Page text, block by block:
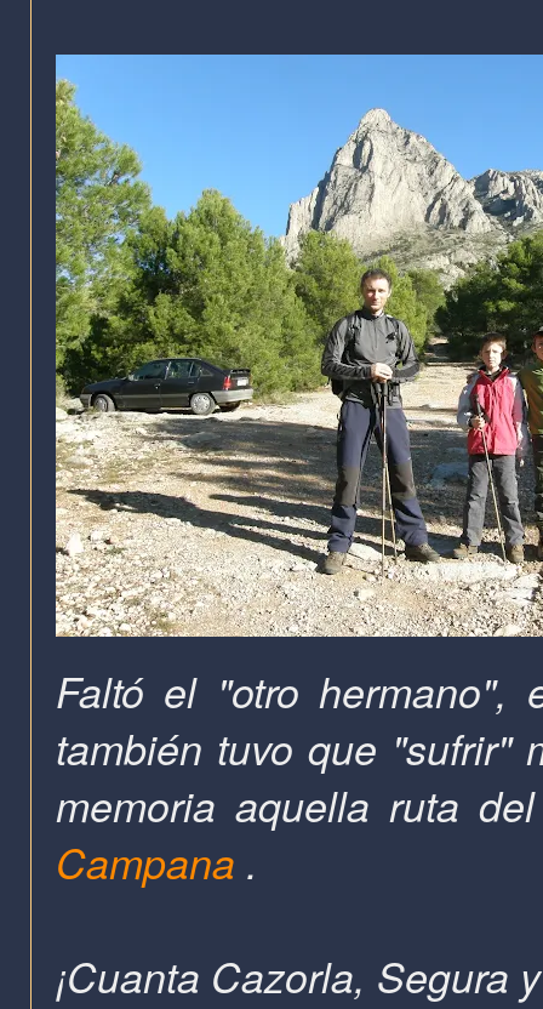
Faltó el "otro hermano",
también tuvo que "sufrir"
memoria aquella ruta
Campana .
¡Cuanta Cazorla, Segura